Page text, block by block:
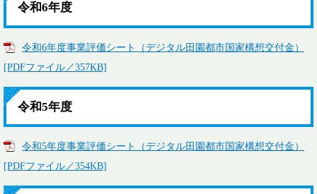
令和6年度
令和6年度事業評価シート（デジタル田園都市国家構想交付金）
[PDFファイル／357KB]
令和5年度
令和5年度事業評価シート（デジタル田園都市国家構想交付金）
[PDFファイル／354KB]